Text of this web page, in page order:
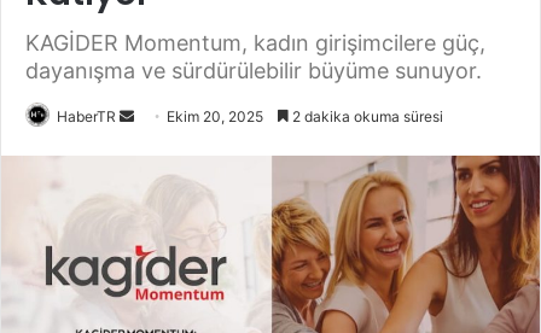
KAGİDER Momentum, kadın girişimcilere güç,
dayanışma ve sürdürülebilir büyüme sunuyor.
HaberTR
Bir
posta
göndermek
Ekim 20, 2025 2 dakika okuma süresi